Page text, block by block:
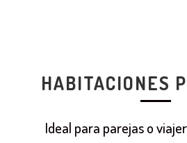
HABITACIONES
Ideal para parejas o